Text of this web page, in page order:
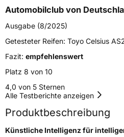
SchlauchtypTL
ZustandNeureifen
EU Label
NasshaftungB
Automobilclub von
Ausgabe (8/2025)
Getesteter Reifen: Toyo Celsius
Fazit: empfehlenswert
Platz 8 von 10
4,0 von 5 Sternen
Alle Testberichte anzeigen
Produktbeschreibung
Künstliche Intelligenz für